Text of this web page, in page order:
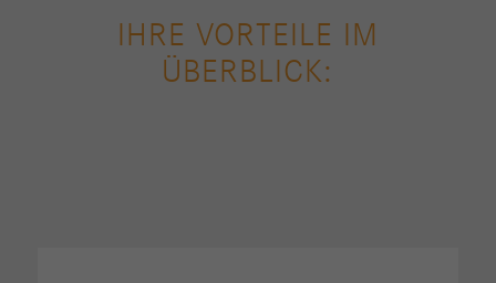
IHRE VORTEILE IM
ÜBERBLICK: